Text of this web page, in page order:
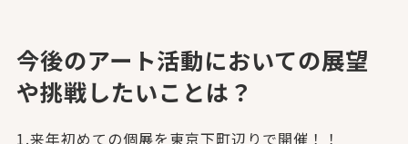
今後のアート活動においての展望
や挑戦したいことは？
1.来年初めての個展を東京下町辺りで開催！！